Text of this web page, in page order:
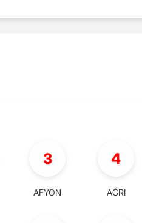
3
AFYON
4
AĞRI